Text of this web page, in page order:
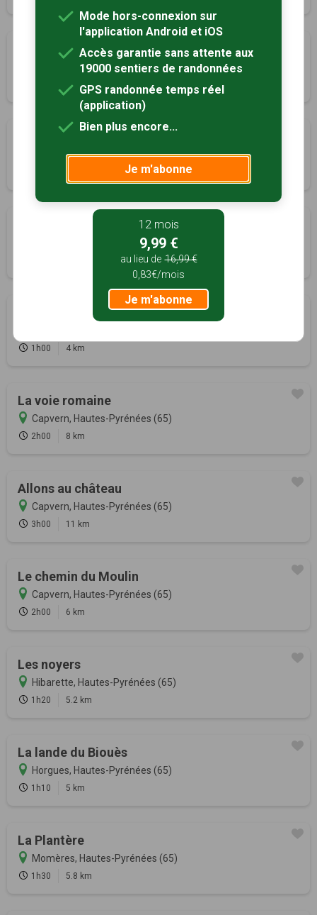
La boucle de Las Goulettes
Capvern, Hautes-Pyrénées (65)
5.7 km
Le chemin des vignes
Capvern, Hautes-Pyrénées (65)
Le chemin d'Hubareite
Capvern, Hautes-Pyrénées (65)
La colline du Laca
1h00 4 km
La voie romaine
Capvern, Hautes-Pyrénées (65)
2h00 8 km
Allons au château
Capvern, Hautes-Pyrénées (65)
3h00 11 km
Le chemin du Moulin
Capvern, Hautes-Pyrénées (65)
2h00 6 km
Les noyers
Hibarette, Hautes-Pyrénées (65)
1h20 5.2 km
La lande du Biouès
Horgues, Hautes-Pyrénées (65)
1h10 5 km
La Plantère
Momères, Hautes-Pyrénées (65)
1h30 5.8 km
Mode hors-connexion sur
l'application Android et iOS
Accès garantie sans attente aux
19000 sentiers de randonnées
GPS randonnée temps réel
(application)
Bien plus encore...
Je m'abonne
12 mois
9,99 €
au lieu de 16,99 €
0,83€/mois
Je m'abonne